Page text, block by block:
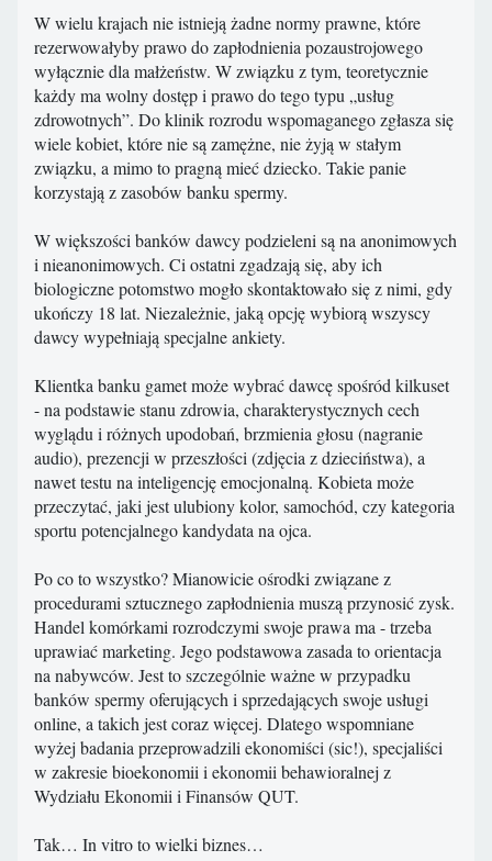
W wielu krajach nie istnieją żadne normy prawne, które
rezerwowałyby prawo do zapłodnienia pozaustrojowego
wyłącznie dla małżeństw. W związku z tym, teoretycznie
każdy ma wolny dostęp i prawo do tego typu „usług
zdrowotnych”. Do klinik rozrodu wspomaganego zgłasza się
wiele kobiet, które nie są zamężne, nie żyją w stałym
związku, a mimo to pragną mieć dziecko. Takie panie
korzystają z zasobów banku spermy.
W większości banków dawcy podzieleni są na anonimowych
i nieanonimowych. Ci ostatni zgadzają się, aby ich
biologiczne potomstwo mogło skontaktowało się z nimi, gdy
ukończy 18 lat. Niezależnie, jaką opcję wybiorą wszyscy
dawcy wypełniają specjalne ankiety.
Klientka banku gamet może wybrać dawcę spośród kilkuset
- na podstawie stanu zdrowia, charakterystycznych cech
wyglądu i różnych upodobań, brzmienia głosu (nagranie
audio), prezencji w przeszłości (zdjęcia z dzieciństwa), a
nawet testu na inteligencję emocjonalną. Kobieta może
przeczytać, jaki jest ulubiony kolor, samochód, czy kategoria
sportu potencjalnego kandydata na ojca.
Po co to wszystko? Mianowicie ośrodki związane z
procedurami sztucznego zapłodnienia muszą przynosić zysk.
Handel komórkami rozrodczymi swoje prawa ma - trzeba
uprawiać marketing. Jego podstawowa zasada to orientacja
na nabywców. Jest to szczególnie ważne w przypadku
banków spermy oferujących i sprzedających swoje usługi
online, a takich jest coraz więcej. Dlatego wspomniane
wyżej badania przeprowadzili ekonomiści (sic!), specjaliści
w zakresie bioekonomii i ekonomii behawioralnej z
Wydziału Ekonomii i Finansów QUT.
Tak… In vitro to wielki biznes…